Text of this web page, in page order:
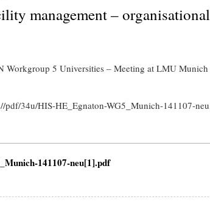
management –
Workgroup 5 Universities – Meeting at LMU
pdf/34u/HIS-HE_Egnaton-WG5_Munich-141107-
141107-neu[1].pdf